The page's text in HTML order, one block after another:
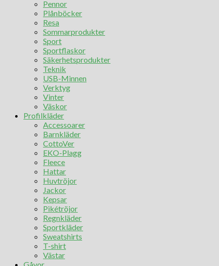
Pennor
Plånböcker
Resa
Sommarprodukter
Sport
Sportflaskor
Säkerhetsprodukter
Teknik
USB-Minnen
Verktyg
Vinter
Väskor
Profilkläder
Accessoarer
Barnkläder
CottoVer
EKO-Plagg
Fleece
Hattar
Huvtröjor
Jackor
Kepsar
Pikétröjor
Regnkläder
Sportkläder
Sweatshirts
T-shirt
Västar